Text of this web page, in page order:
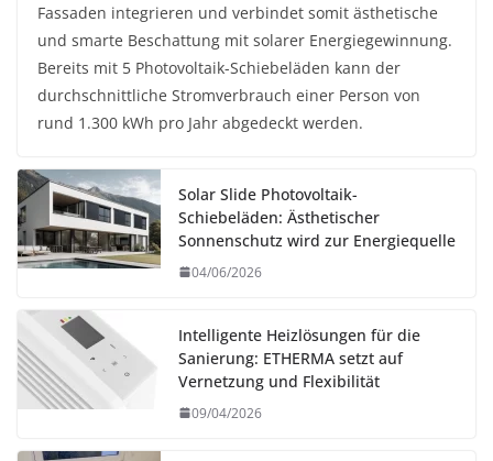
Fassaden integrieren und verbindet somit ästhetische
und smarte Beschattung mit solarer Energiegewinnung.
Bereits mit 5 Photovoltaik-Schiebeläden kann der
durchschnittliche Stromverbrauch einer Person von
rund 1.300 kWh pro Jahr abgedeckt werden.
Solar Slide Photovoltaik-
Schiebeläden: Ästhetischer
Sonnenschutz wird zur Energiequelle
04/06/2026
Intelligente Heizlösungen für die
Sanierung: ETHERMA setzt auf
Vernetzung und Flexibilität
09/04/2026